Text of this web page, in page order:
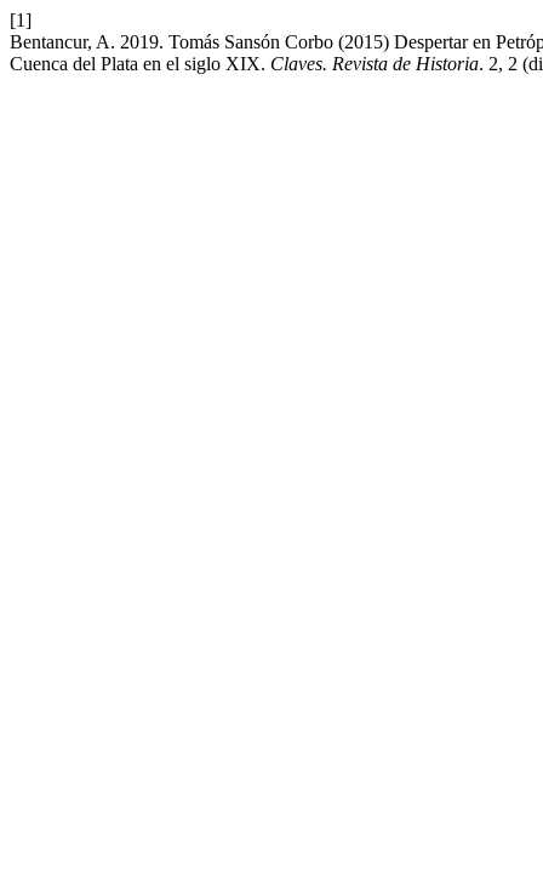
[1]
Bentancur, A. 2019. Tomás Sansón Corbo (2015) Despertar en
Cuenca del Plata en el siglo XIX. Claves. Revista de Historia. 2, 2